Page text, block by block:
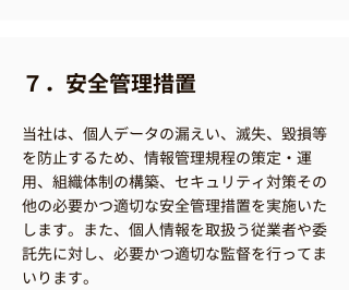
７．安全管理措置
当社は、個人データの漏えい、滅失、毀損等
を防止するため、情報管理規程の策定・運
用、組織体制の構築、セキュリティ対策その
他の必要かつ適切な安全管理措置を実施いた
します。また、個人情報を取扱う従業者や委
託先に対し、必要かつ適切な監督を行ってま
いります。